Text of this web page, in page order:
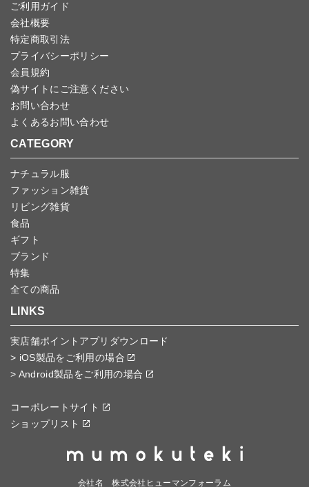
ご利用ガイド
会社概要
特定商取引法
プライバシーポリシー
会員規約
偽サイトにご注意ください
お問い合わせ
よくあるお問い合わせ
CATEGORY
ナチュラル服
ファッション雑貨
リビング雑貨
食品
ギフト
ブランド
特集
全ての商品
LINKS
実店舗ポイントアプリダウンロード
> iOS製品をご利用の場合
> Android製品をご利用の場合
コーポレートサイト
ショップリスト
会社名 株式会社ヒューマンフォーラム